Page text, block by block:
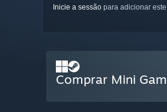
Inicie a sessão para adicionar
Comprar Mini